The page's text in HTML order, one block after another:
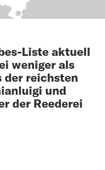
Liste aktuell
weniger als
der reichsten
und
der Reederei